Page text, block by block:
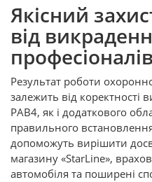
Якісний
від
професіоналів
Результат роботи
залежить від коректності
РАВ4, як і додаткового
правильного
допоможуть вирішити
магазину «StarLine»,
автомобіля та поширені